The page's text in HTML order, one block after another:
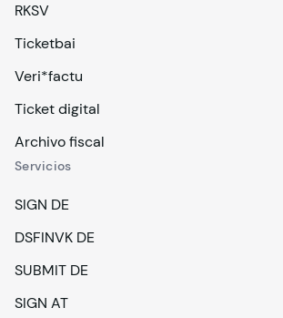
RKSV
Ticketbai
Veri*factu
Ticket digital
Archivo fiscal
Servicios
SIGN DE
DSFINVK DE
SUBMIT DE
SIGN AT